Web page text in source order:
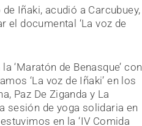
Iñaki, acudió a Carcubuey,
el documental ‘La voz de
‘Maratón de Benasque’ con
‘La voz de Iñaki’ en los
Paz De Ziganda y La
sesión de yoga solidaria en
en la ‘IV Comida